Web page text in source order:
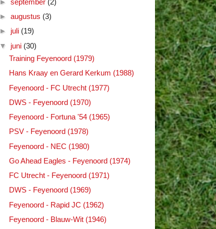
► september (2)
► augustus (3)
► juli (19)
▼ juni (30)
Training Feyenoord (1979)
Hans Kraay en Gerard Kerkum (1988)
Feyenoord - FC Utrecht (1977)
DWS - Feyenoord (1970)
Feyenoord - Fortuna '54 (1965)
PSV - Feyenoord (1978)
Feyenoord - NEC (1980)
Go Ahead Eagles - Feyenoord (1974)
FC Utrecht - Feyenoord (1971)
DWS - Feyenoord (1969)
Feyenoord - Rapid JC (1962)
Feyenoord - Blauw-Wit (1946)